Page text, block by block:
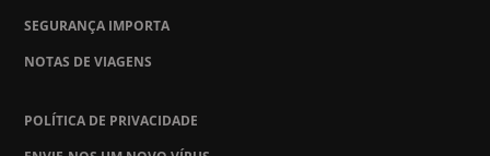
SEGURANÇA IMPORTA
NOTAS DE VIAGENS
POLÍTICA DE PRIVACIDADE